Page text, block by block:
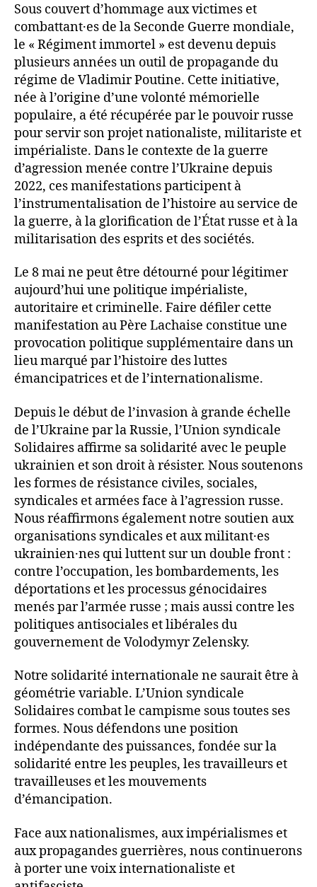
Sous couvert d’hommage aux victimes et
combattant·es de la Seconde Guerre mondiale,
le « Régiment immortel » est devenu depuis
plusieurs années un outil de propagande du
régime de Vladimir Poutine. Cette initiative,
née à l’origine d’une volonté mémorielle
populaire, a été récupérée par le pouvoir russe
pour servir son projet nationaliste, militariste et
impérialiste. Dans le contexte de la guerre
d’agression menée contre l’Ukraine depuis
2022, ces manifestations participent à
l’instrumentalisation de l’histoire au service de
la guerre, à la glorification de l’État russe et à la
militarisation des esprits et des sociétés.
Le 8 mai ne peut être détourné pour légitimer
aujourd’hui une politique impérialiste,
autoritaire et criminelle. Faire défiler cette
manifestation au Père Lachaise constitue une
provocation politique supplémentaire dans un
lieu marqué par l’histoire des luttes
émancipatrices et de l’internationalisme.
Depuis le début de l’invasion à grande échelle
de l’Ukraine par la Russie, l’Union syndicale
Solidaires affirme sa solidarité avec le peuple
ukrainien et son droit à résister. Nous soutenons
les formes de résistance civiles, sociales,
syndicales et armées face à l’agression russe.
Nous réaffirmons également notre soutien aux
organisations syndicales et aux militant·es
ukrainien·nes qui luttent sur un double front :
contre l’occupation, les bombardements, les
déportations et les processus génocidaires
menés par l’armée russe ; mais aussi contre les
politiques antisociales et libérales du
gouvernement de Volodymyr Zelensky.
Notre solidarité internationale ne saurait être à
géométrie variable. L’Union syndicale
Solidaires combat le campisme sous toutes ses
formes. Nous défendons une position
indépendante des puissances, fondée sur la
solidarité entre les peuples, les travailleurs et
travailleuses et les mouvements
d’émancipation.
Face aux nationalismes, aux impérialismes et
aux propagandes guerrières, nous continuerons
à porter une voix internationaliste et